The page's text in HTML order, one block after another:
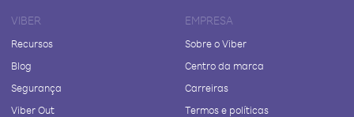
VIBER
Recursos
Blog
Segurança
Viber Out
EMPRESA
Sobre o Viber
Centro da marca
Carreiras
Termos e políticas